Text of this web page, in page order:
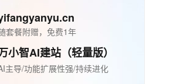
套餐附赠，免费1年
小智AI建站（轻量版）
主导/功能扩展性强/持续进化
实现更强表演能力
AI 原生数据库服务发布
云原生数据库 PolarDB
服务更出色。
云聚AI 严选权益
AI 用量加速计划
SSL 证书
堡垒机
防火墙